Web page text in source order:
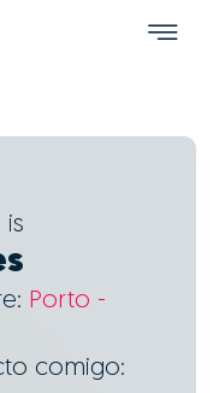
is
Porto -
comigo: